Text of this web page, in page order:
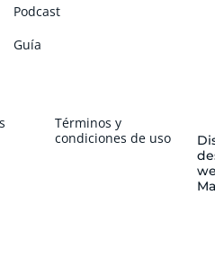
Podcast
Guía
Términos y
condiciones de uso